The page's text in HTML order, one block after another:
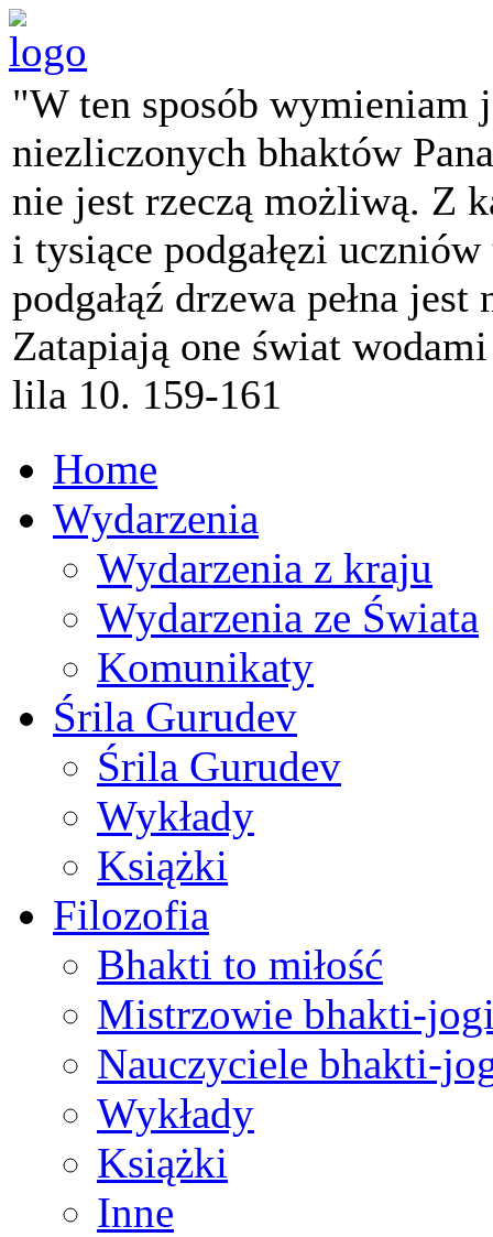
"W ten sposób wymieniam
niezliczonych bhaktów
nie jest rzeczą możliwą. Z
i tysiące podgałęzi
podgałąź drzewa pełna
Zatapiają one świat
lila 10. 159-161
Home
Wydarzenia
Wydarzenia z kraju
Wydarzenia ze Świata
Komunikaty
Śrila Gurudev
Śrila Gurudev
Wykłady
Książki
Filozofia
Bhakti to miłość
Mistrzowie bhakti-
Nauczyciele bhakti-
Wykłady
Książki
Inne